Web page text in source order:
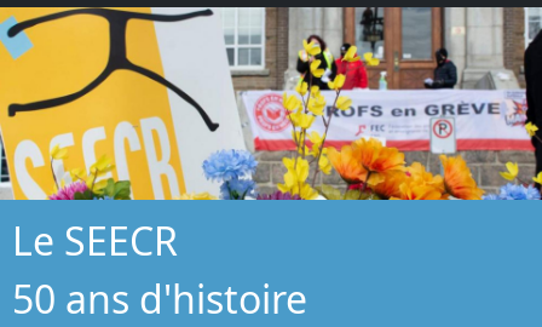
Le SEECR
50 ans d'histoire